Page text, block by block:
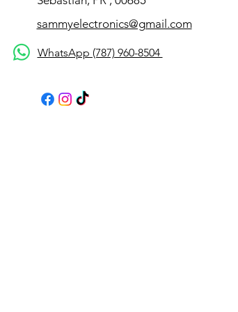
sammyelectronics@gmail.com
WhatsApp (787) 960-8504